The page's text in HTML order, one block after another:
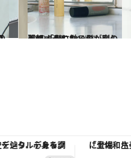
2019.9.28
翌朝、 髪に触るのが楽しみに 「なりたい髪」別のヘアオイル
ビューティ＆ヘルス
「土佐和ハーブかき氷」がOMO7高知に登場！生姜、山椒、大葉など目にも舌にも涼を呼ぶ郷土の味